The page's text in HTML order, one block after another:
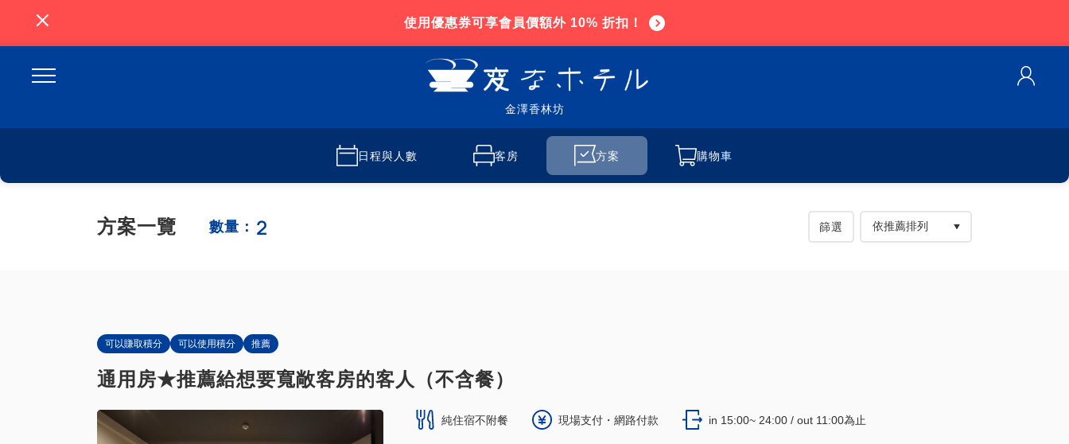
使用優惠券可享會員價額外 10% 折扣！
金澤香林坊
日程與人數 客房 方案 購物車
方案一覽 數量： 2 篩選
可以賺取積分 可以使用積分 推薦
通用房★推薦給想要寬敞客房的客人（不含餐）
純住宿不附餐 現場支付・網路付款 in 15:00~ 24:00 / out 11:00為止